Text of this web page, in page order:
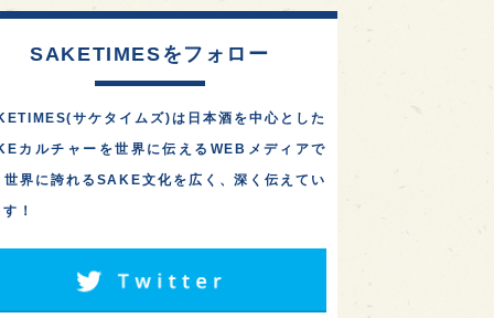
SAKETIMESをフォロー
サケタイムズ)は日本酒を中心とした
カルチャーを世界に伝えるWEBメディアで
世界に誇れるSAKE文化を広く、深く伝えてい
！